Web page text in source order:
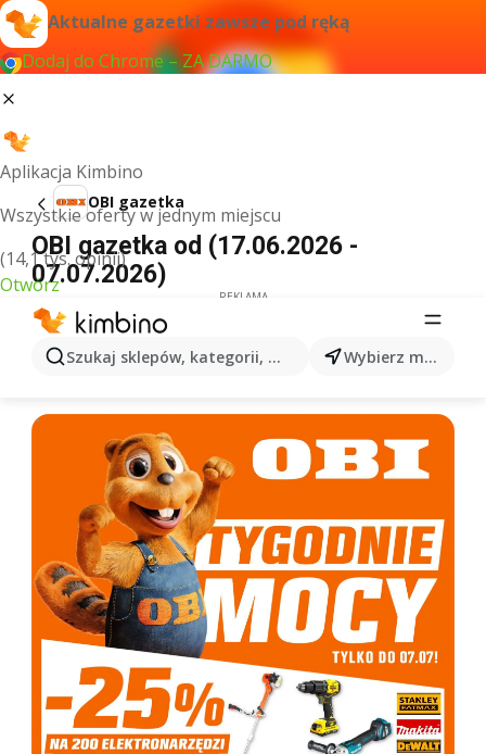
Aktualne gazetki zawsze pod ręką
Dodaj do Chrome – ZA DARMO
Aplikacja Kimbino
Wszystkie oferty w jednym miejscu
(14,1 tys. opinii)
Otwórz
Szukaj sklepów, kategorii, produktów... Wybierz miasto
OBI gazetka
OBI gazetka od (17.06.2026 -
07.07.2026)
REKLAMA